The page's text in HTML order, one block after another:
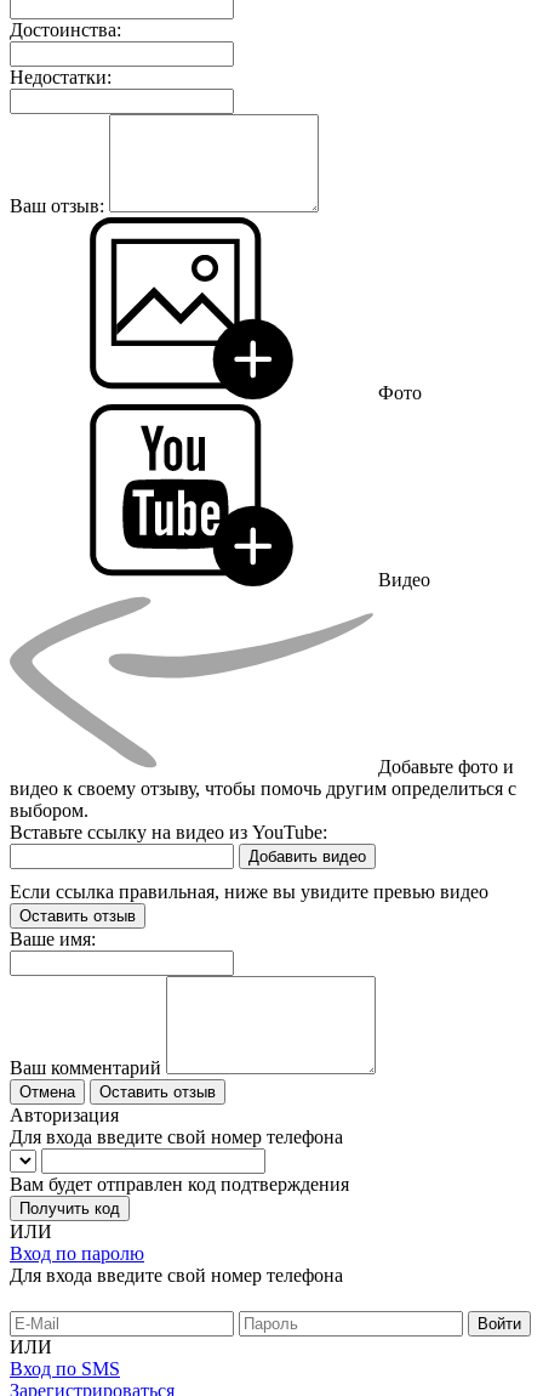
Достоинства:
Недостатки:
Ваш отзыв:
Фото
Видео
Добавьте фото и
видео к своему отзыву, чтобы помочь другим определиться с
выбором.
Вставьте ссылку на видео из YouTube:
Добавить видео
Если ссылка правильная, ниже вы увидите превью видео
Оставить отзыв
Ваше имя:
Ваш комментарий
Отмена Оставить отзыв
Авторизация
Для входа введите свой номер телефона
Вам будет отправлен код подтверждения
Получить код
ИЛИ
Вход по паролю
Для входа введите свой номер телефона
ИЛИ
Вход по SMS
Зарегистрироваться